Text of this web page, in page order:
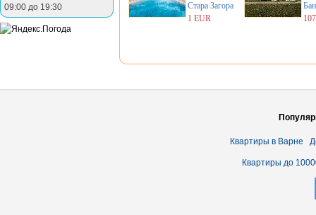
09:00 до 19:30
Стара Загора
1 EUR
Квартиры в Варне
Квартиры до